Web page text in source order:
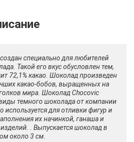
Рецепты
специально для любителей
Такой его вкус обусловлен тем,
72,1% какао. Шоколад произведен
какао-бобов, выращенных на
мира. Шоколад Chocovic
темного шоколада от компании
используется для отливки фигур и
их начинкой, ганаша и
. Выпускается шоколад в
около 3 см.